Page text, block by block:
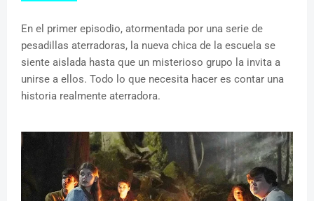
En el primer episodio, atormentada por una serie de
pesadillas aterradoras, la nueva chica de la escuela se
siente aislada hasta que un misterioso grupo la invita a
unirse a ellos. Todo lo que necesita hacer es contar una
historia realmente aterradora.